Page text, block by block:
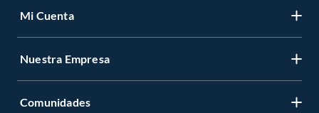
Contáctanos
Tiendas y horarios
Mi Cuenta
Registrate
Nuestra Empresa
Sobre Nosotros
Comunidades